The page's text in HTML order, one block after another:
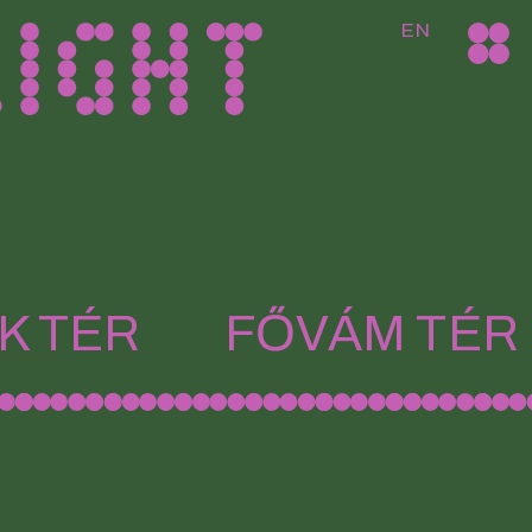
TÉR FŐVÁM TÉR
EN